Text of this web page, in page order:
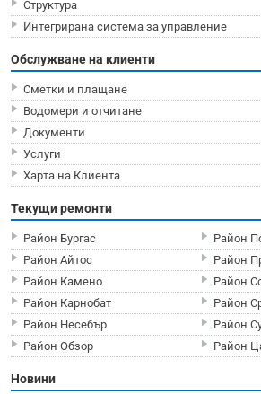
Структура
Интегрирана система за управление
Обслужване на клиенти
Сметки и плащане
Водомери и отчитане
Документи
Услуги
Харта на Клиента
Текущи ремонти
Район Бургас
Район Айтос
Район Камено
Район Карнобат
Район Несебър
Район Обзор
Район
Район
Район
Район
Район
Район
Новини